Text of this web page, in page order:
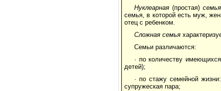
Нуклеарная(простая)
семья, в которой есть муж,
отец с ребенком.
Сложная семья
Семьи различаются:
· по количеству
детей);
· по стажу семейной
супружеская пара;